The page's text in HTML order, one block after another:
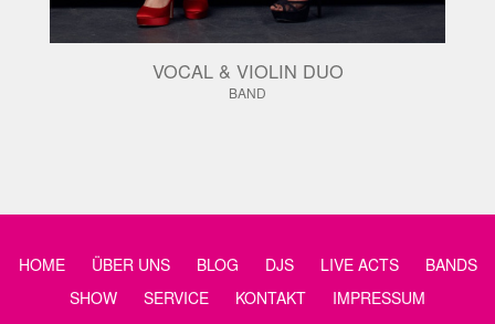
VOCAL & VIOLIN DUO
BAND
HOME ÜBER UNS BLOG DJS LIVE ACTS
BANDS
SHOW
SERVICE KONTAKT
IMPRESSUM